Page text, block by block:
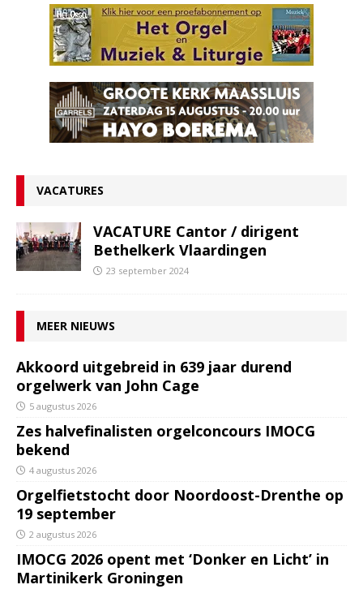
VACATURES
VACATURE Cantor / dirigent
Bethelkerk Vlaardingen
23 september 2024
MEER NIEUWS
Akkoord uitgebreid in 639 jaar durend
orgelwerk van John Cage
5 augustus 2026
Zes halvefinalisten orgelconcours IMOCG
bekend
4 augustus 2026
Orgelfietstocht door Noordoost-Drenthe op
19 september
2 augustus 2026
IMOCG 2026 opent met ‘Donker en Licht’ in
Martinikerk Groningen